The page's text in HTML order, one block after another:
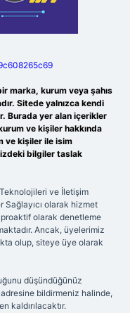
marka, kurum veya şahıs
Sitede yalnızca kendi
Burada yer alan içerikler
ve kişiler hakkında
ve kişiler ile isim
bilgiler taslak
ve İletişim
Sağlayıcı olarak hizmet
olarak denetleme
Ancak, üyelerimiz
olup, siteye üye olarak
düşündüğünüz
adresine bildirmeniz halinde,
kaldırılacaktır.